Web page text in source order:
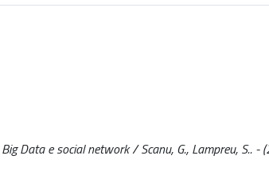
Data e social network / Scanu, G., Lampreu, S..